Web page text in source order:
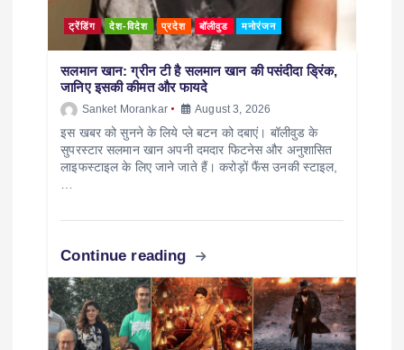
ट्रेंडिंग देश-विदेश प्रदेश बॉलीवुड मनोरंजन
सलमान खान: ग्रीन टी है सलमान खान की पसंदीदा ड्रिंक,
जानिए इसकी कीमत और फायदे
Sanket Morankar August 3, 2026
इस खबर को सुनने के लिये प्ले बटन को दबाएं। बॉलीवुड के
सुपरस्टार सलमान खान अपनी दमदार फिटनेस और अनुशासित
लाइफस्टाइल के लिए जाने जाते हैं। करोड़ों फैंस उनकी स्टाइल,
…
Continue reading